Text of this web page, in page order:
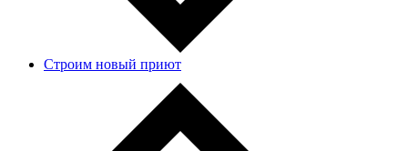
Строим новый приют